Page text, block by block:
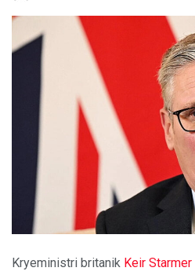
Kryeministri britanik Keir Starmer